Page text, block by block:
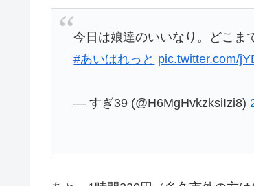
今日は娘達のいいなり。どこま
#あいぱれっと pic.twitter.com/
— すぎ39 (@H6MgHvkzksiIzi8)